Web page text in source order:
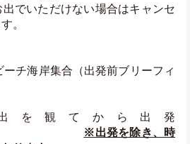
でいただけない場合はキャンセ
。
チ海岸集合（出発前ブリーフィ
を観てから出発
※出発を除き、時